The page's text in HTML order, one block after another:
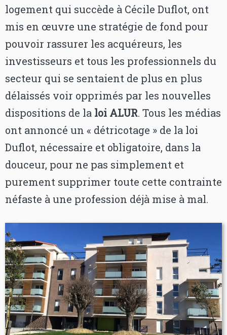
logement qui succède à Cécile Duflot, ont
mis en œuvre une stratégie de fond pour
pouvoir rassurer les acquéreurs, les
investisseurs et tous les professionnels du
secteur qui se sentaient de plus en plus
délaissés voir opprimés par les nouvelles
dispositions de la loi ALUR. Tous les médias
ont annoncé un « détricotage » de la loi
Duflot, nécessaire et obligatoire, dans la
douceur, pour ne pas simplement et
purement supprimer toute cette contrainte
néfaste à une profession déjà mise à mal.